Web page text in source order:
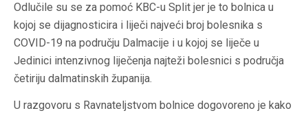
Odlučile su se za pomoć KBC-u Split jer je to bolnica u
kojoj se dijagnosticira i liječi najveći broj bolesnika s
COVID-19 na području Dalmacije i u kojoj se liječe u
Jedinici intenzivnog liječenja najteži bolesnici s područja
četiriju dalmatinskih županija.
U razgovoru s Ravnateljstvom bolnice dogovoreno je kako